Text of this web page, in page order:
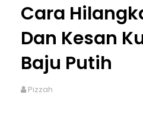
Cara
Dan Kesan
Baju Putih
Pizzah